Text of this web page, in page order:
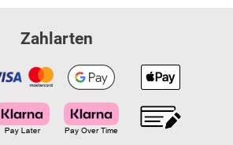
Zahlarten